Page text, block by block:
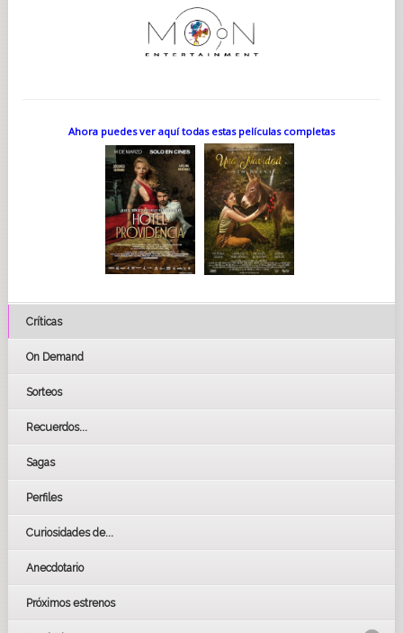
Ahora puedes ver aquí todas estas películas completas
Críticas
On Demand
Sorteos
Recuerdos...
Sagas
Perfiles
Curiosidades de...
Anecdotario
Próximos estrenos